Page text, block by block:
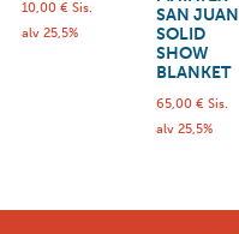
10,00 € Sis.
alv 25,5%
SAN JUAN
SOLID
SHOW
BLANKET
65,00 € Sis.
alv 25,5%